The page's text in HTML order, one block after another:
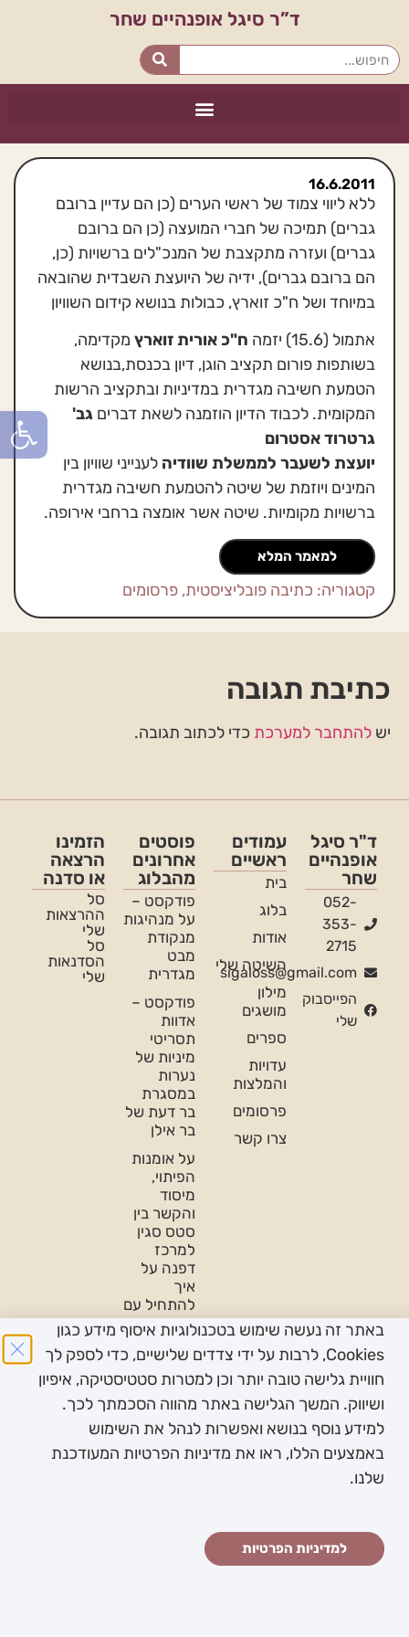
פתח
ד”ר סיגל אופנהיים שחר
16.6.2011
ללא ליווי צמוד של ראשי הערים (כן הם עדיין ברובם
גברים) תמיכה של חברי המועצה (כן הם ברובם
גברים) ועזרה מתקצבת של המנכ"לים ברשויות (כן,
הם ברובם גברים), ידיה של היועצת השבדית שהובאה
במיוחד ושל ח"כ זוארץ, כבולות בנושא קידום השוויון
אתמול (15.6) יזמה
ח"כ אורית זוארץ מקדימה,
בשותפות פורום תקציב הוגן, דיון בכנסת,בנושא
הטמעת חשיבה מגדרית במדיניות ובתקציב הרשות
המקומית. לכבוד הדיון הוזמנה לשאת דברים גב'
גרטרוד אסטרום
יועצת לשעבר לממשלת שוודיה לענייני שוויון בין
המינים ויוזמת של שיטה להטמעת חשיבה מגדרית
ברשויות מקומיות. שיטה אשר אומצה ברחבי אירופה.
למאמר המלא
קטגוריה: כתיבה פובליציסטית, פרסומים
כתיבת תגובה
יש להתחבר למערכת כדי לכתוב תגובה.
ד"ר סיגל
אופנהיים
שחר
052-
353-
2715
sigaloss@gmail.com
הפייסבוק
שלי
עמודים
ראשיים
בית
בלוג
אודות
השיטה שלי
מילון
מושגים
ספרים
עדויות
והמלצות
פרסומים
צרו קשר
פוסטים
אחרונים
מהבלוג
פודקסט –
על מנהיגות
מנקודת
מבט
מגדרית
פודקסט –
אדוות
תסריטי
מיניות של
נערות
במסגרת
בר דעת של
בר אילן
על אומנות
הפיתוי,
מיסוד
והקשר בין
סטס סגין
למרכז
דפנה על
איך
להתחיל עם
נשים
פודקאסט
פמיניזם-
בין תחומי-
לכבוד יום
2022
הזמינו
הרצאה
או סדנה
סל
ההרצאות
שלי
סל
הסדנאות
שלי
כל הזכויות שמורות
© לד”ר סיגל
תנאי
שימוש
מדיניות
פרטיות
הצהרת
נגישות
באתר זה נעשה שימוש בטכנולוגיות איסוף מידע כגון
Cookies, לרבות על ידי צדדים שלישיים, כדי לספק לך
חוויית גלישה טובה יותר וכן למטרות סטטיסטיקה, איפיון
ושיווק. המשך הגלישה באתר מהווה הסכמתך לכך.
למידע נוסף בנושא ואפשרות לנהל את השימוש
באמצעים הללו, ראו את מדיניות הפרטיות המעודכנת
שלנו.
למדיניות הפרטיות